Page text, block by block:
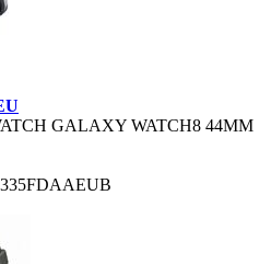
GALAXY WATCH8 44MM